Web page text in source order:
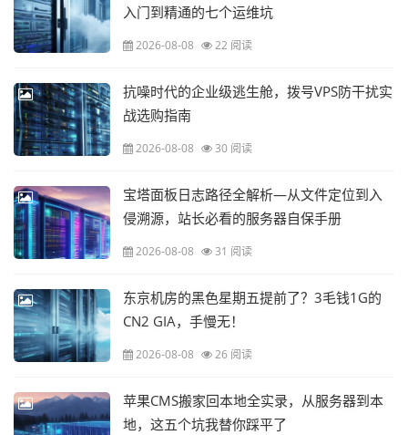
入门到精通的七个运维坑
2026-08-08 22 阅读
抗噪时代的企业级逃生舱，拨号VPS防干扰实
战选购指南
2026-08-08 30 阅读
宝塔面板日志路径全解析—从文件定位到入
侵溯源，站长必看的服务器自保手册
2026-08-08 31 阅读
东京机房的黑色星期五提前了？3毛钱1G的
CN2 GIA，手慢无！
2026-08-08 26 阅读
苹果CMS搬家回本地全实录，从服务器到本
地，这五个坑我替你踩平了